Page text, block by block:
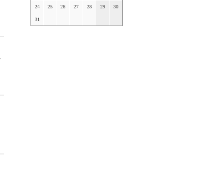
24 25 26 27 28 29 30
31